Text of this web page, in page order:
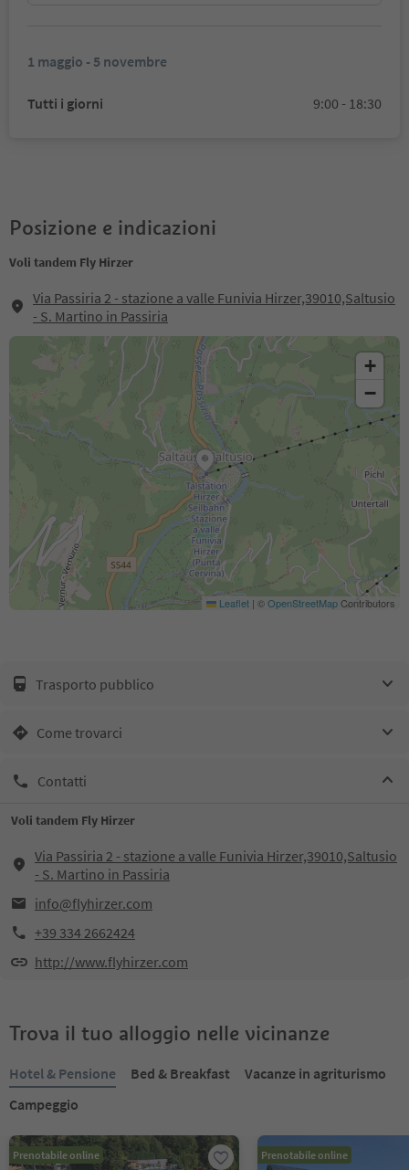
1 maggio - 5 novembre
Tutti i giorni 9:00 - 18:30
Posizione e indicazioni
Voli tandem Fly Hirzer
Via Passiria 2 - stazione a valle Funivia Hirzer,39010,Saltusio
- S. Martino in Passiria
+
−
Leaflet | ©OpenStreetMapContributors
Trasporto pubblico
Come trovarci
Contatti
Voli tandem Fly Hirzer
Via Passiria 2 - stazione a valle Funivia Hirzer,39010,Saltusio
- S. Martino in Passiria
info@flyhirzer.com
+39 334 2662424
http://www.flyhirzer.com
Trova il tuo alloggio nelle vicinanze
Hotel & Pensione Bed & Breakfast
Vacanze in agriturismo
Campeggio
Prenotabile online Prenotabile online